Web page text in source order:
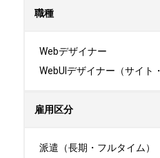
職種
Webデザイナー
WebUIデザイナー（サイト
雇用区分
派遣（長期・フルタイム）